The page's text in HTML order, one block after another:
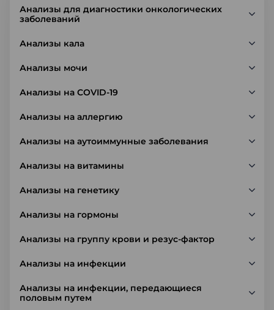
Анализы для диагностики онкологических
заболеваний
Анализы кала
Анализы мочи
Анализы на COVID-19
Анализы на аллергию
Анализы на аутоиммунные заболевания
Анализы на витамины
Анализы на генетику
Анализы на гормоны
Анализы на группу крови и резус-фактор
Анализы на инфекции
Анализы на инфекции, передающиеся
половым путем